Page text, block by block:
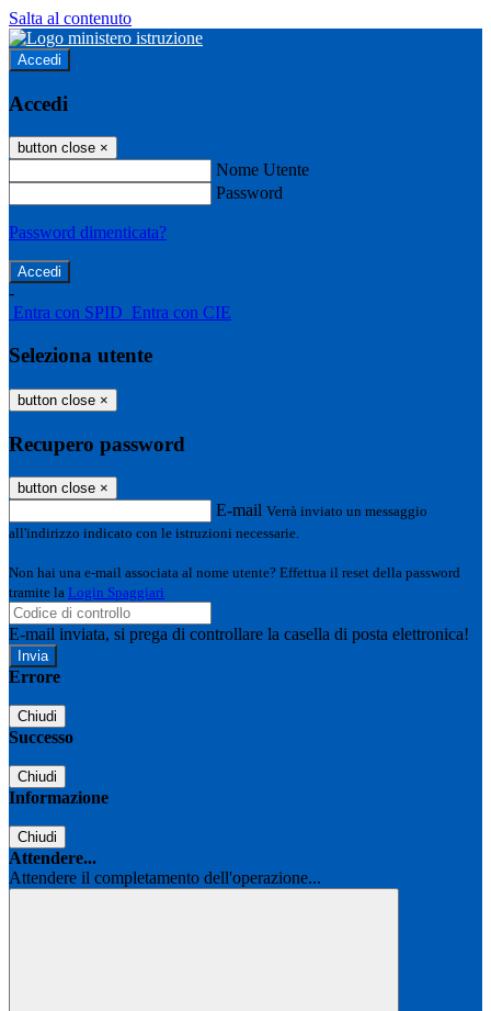
Salta al contenuto
Accedi
Accedi
button close ×
Nome Utente
Password
Password dimenticata?
-
Entra con SPID Entra con CIE
Seleziona utente
button close ×
Recupero password
button close ×
E-mail Verrà inviato un messaggio
all'indirizzo indicato con le istruzioni necessarie.
Non hai una e-mail associata al nome utente? Effettua il reset della password
tramite la Login Spaggiari
E-mail inviata, si prega di controllare la casella di posta elettronica!
Errore
Chiudi
Successo
Chiudi
Informazione
Chiudi
Attendere...
Attendere il completamento dell'operazione...